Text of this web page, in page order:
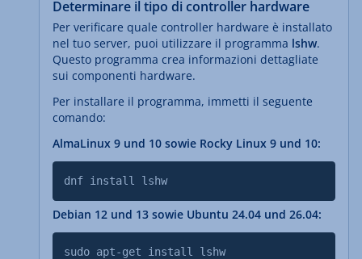
Determinare il tipo di controller hardware
Per verificare quale controller hardware è installato
nel tuo server, puoi utilizzare il programma lshw.
Questo programma crea informazioni dettagliate
sui componenti hardware.
Per installare il programma, immetti il seguente
comando:
AlmaLinux 9 und 10 sowie Rocky Linux 9 und 10:
dnf install lshw
Debian 12 und 13 sowie Ubuntu 24.04 und 26.04:
sudo apt-get install lshw